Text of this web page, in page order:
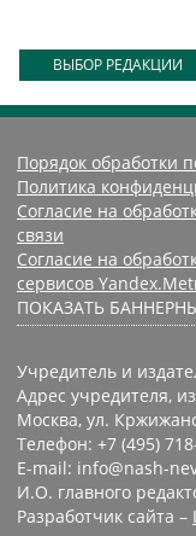
ВЫБОР РЕДАКЦИИ
Порядок обработки
Политика
Согласие на
связи
Согласие на
сервисов
ПОКАЗАТЬ
Учредитель и
Адрес учредителя,
Москва, ул.
Телефон: +7 (495)
E-mail: info@nash-
И.О. главного
Разработчик сайта –